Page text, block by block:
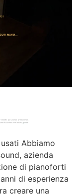
Abbiamo
azienda
di pianoforti
di esperienza
creare una